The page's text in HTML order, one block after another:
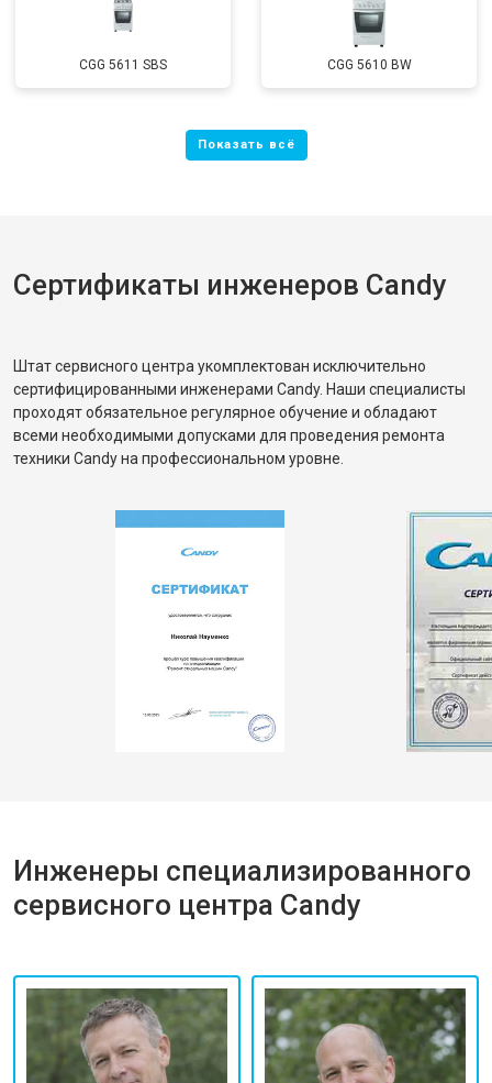
CGG 5611 SBS CGG 5610 BW
Сертификаты инженеров Candy
Штат сервисного центра укомплектован исключительно
сертифицированными инженерами Candy. Наши специалисты
проходят обязательное регулярное обучение и обладают
всеми необходимыми допусками для проведения ремонта
техники Candy на профессиональном уровне.
Инженеры специализированного
сервисного центра Candy